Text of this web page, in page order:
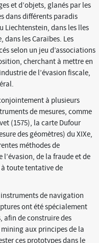
et d’objets, glanés par les
dans différents paradis
Liechtenstein, dans les îles
les Caraïbes. Les
selon un jeu d’associations
cherchant à mettre en
de l’évasion fiscale,
à plusieurs
de mesures, comme
(1575), la carte Dufour
des géomètres) du XIXe,
méthodes de
de la fraude et de
toute tentative de
de navigation
ont été spécialement
afin de construire des
aux principes de la
ces prototypes dans le